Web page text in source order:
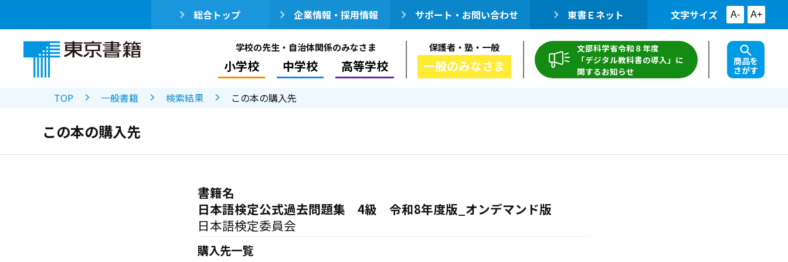
総合トップ 企業情報・採用情報 サポート・お問い合わせ 東書Ｅネット 文字サイズ A- A+
学校の先生・自治体関係のみなさま
小学校 中学校 高等学校
保護者・塾・一般
一般のみなさま
文部科学省令和８年度
「デジタル教科書の導入」に
関するお知らせ
商品を
さがす
TOP 一般書籍 検索結果 この本の購入先
この本の購入先
書籍名
日本語検定公式過去問題集 4級 令和8年度版_オンデマンド版
日本語検定委員会
購入先一覧